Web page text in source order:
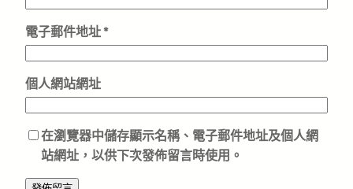
電子郵件地址*
個人網站網址
在瀏覽器中儲存顯示名稱、電子郵件地址及個人網
站網址，以供下次發佈留言時使用。